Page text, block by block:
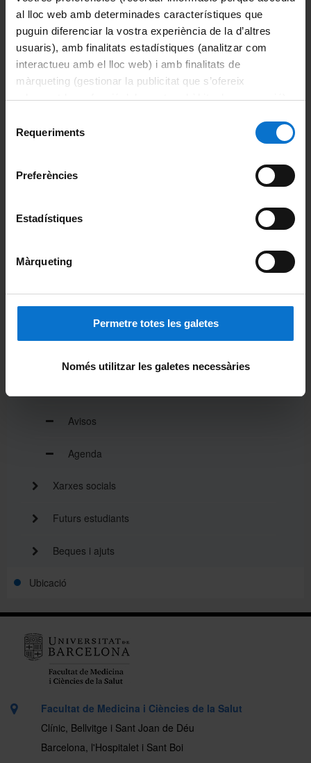
al lloc web amb determinades característiques que
puguin diferenciar la vostra experiència de la d’altres
usuaris), amb finalitats estadístiques (analitzar com
interactueu amb el lloc web) i amb finalitats de
màrqueting (gestionar la publicitat que s’ofereix
adequant-la en funció dels vostres hàbits de navegació).
consultar laPolítica de galetes del lloc web de la
Requeriments
Preferències
Estadístiques
Màrqueting
Permetre totes les galetes
Només utilitzar les galetes necessàries
La Facultat
Organització i estructura
Funcionament Intern
Sistema de Qualitat
Activitat de la Facultat
Avisos
Agenda
Xarxes socials
Futurs estudiants
Beques i ajuts
Ubicació
Fonaments Clinics
Medicina
Odontoestomatologia
Patologia i Terapèutica Experimental
Facultat de Medicina i Ciències de la Salut
Clínic, Bellvitge i Sant Joan de Déu
Barcelona, l'Hospitalet i Sant Boi